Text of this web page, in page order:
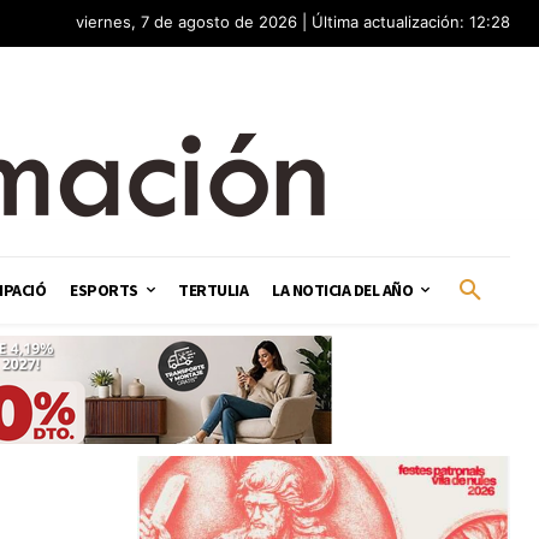
viernes, 7 de agosto de 2026 | Última actualización: 12:28
ESPORTS TERTULIA LA NOTICIA DEL AÑO